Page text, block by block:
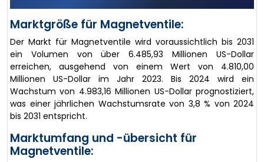
Marktgröße für Magnetventile:
Der Markt für Magnetventile wird voraussichtlich bis 2031
ein Volumen von über 6.485,93 Millionen US-Dollar
erreichen, ausgehend von einem Wert von 4.810,00
Millionen US-Dollar im Jahr 2023. Bis 2024 wird ein
Wachstum von 4.983,16 Millionen US-Dollar prognostiziert,
was einer jährlichen Wachstumsrate von 3,8 % von 2024
bis 2031 entspricht.
Marktumfang und -übersicht für
Magnetventile: